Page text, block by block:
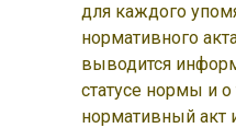
для каждого
нормативного
выводится
статусе нормы и
нормативный акт